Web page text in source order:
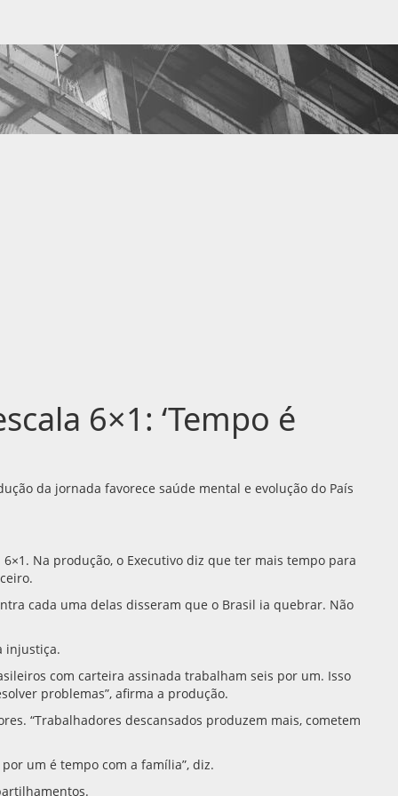
6×1: ‘Tempo é
da jornada favorece saúde mental e evolução do País
Na produção, o Executivo diz que ter mais tempo para
cada uma delas disseram que o Brasil ia quebrar. Não
injustiça.
com carteira assinada trabalham seis por um. Isso
problemas”, afirma a produção.
“Trabalhadores descansados produzem mais, cometem
um é tempo com a família”, diz.